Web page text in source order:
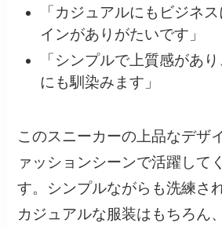
「カジュアルにもビジネ
インがありがたいです」
「シンプルで上質感があ
にも馴染みます」
このスニーカーの上品なデザ
ァッションシーンで活躍して
す。シンプルながらも洗練さ
カジュアルな服装はもちろん